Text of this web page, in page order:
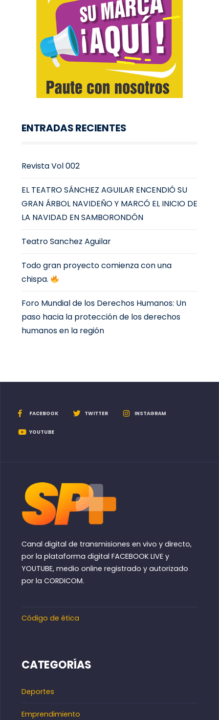
ENTRADAS RECIENTES
Revista Vol 002
EL TEATRO SÁNCHEZ AGUILAR ENCENDIÓ SU
GRAN ÁRBOL NAVIDEÑO Y MARCÓ EL INICIO DE
LA NAVIDAD EN SAMBORONDÓN
Teatro Sanchez Aguilar
Todo gran proyecto comienza con una
chispa.
Foro Mundial de los Derechos Humanos: Un
paso hacia la protección de los derechos
humanos en la región
FACEBOOK TWITTER INSTAGRAM
YOUTUBE
Canal digital de transmisiones en vivo y directo,
por la plataforma digital FACEBOOK LIVE y
YOUTUBE, medio online registrado y autorizado
por la CORDICOM.
Código de ética
CATEGORÍAS
Deportes
Emprendimiento